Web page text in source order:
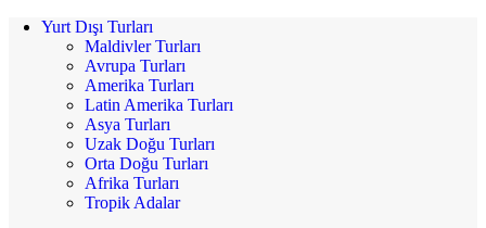
Yurt Dışı Turları
Maldivler Turları
Avrupa Turları
Amerika Turları
Latin Amerika Turları
Asya Turları
Uzak Doğu Turları
Orta Doğu Turları
Afrika Turları
Tropik Adalar